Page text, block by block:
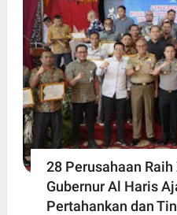
28 Perusahaan
Gubernur Al Haris
Pertahankan dan